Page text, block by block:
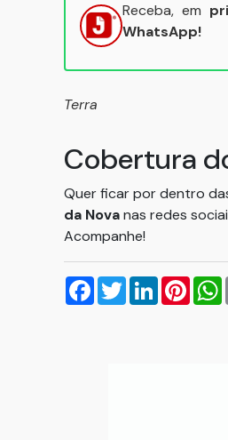
Receba, em
WhatsApp!
Terra
Cobertura
Quer ficar por dentro
da Novanas redes
Acompanhe!
Facebook
TwitterLinkedIn